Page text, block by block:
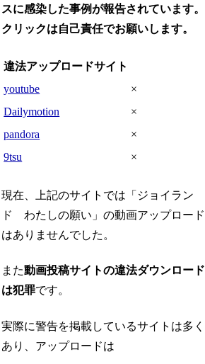
スに感染した事例が報告されています。
クリックは自己責任でお願いします。
違法アップロードサイト
youtube
×
Dailymotion
×
pandora
×
9tsu
×
現在、上記のサイトでは「ジョイラン
ド わたしの願い」の動画アップロード
はありませんでした。
また動画投稿サイトの違法ダウンロード
は犯罪です。
実際に警告を掲載しているサイトは多く
あり、アップロードは